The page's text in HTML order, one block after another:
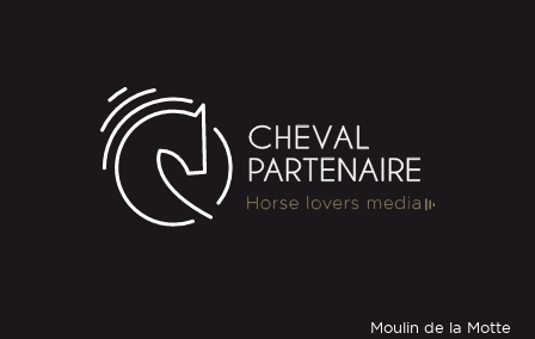
Moulin de la Motte